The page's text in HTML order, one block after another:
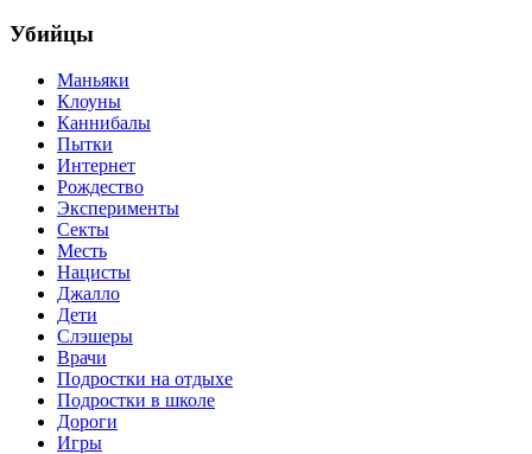
Убийцы
Маньяки
Клоуны
Каннибалы
Пытки
Интернет
Рождество
Эксперименты
Секты
Месть
Нацисты
Джалло
Дети
Слэшеры
Врачи
Подростки на отдыхе
Подростки в школе
Дороги
Игры